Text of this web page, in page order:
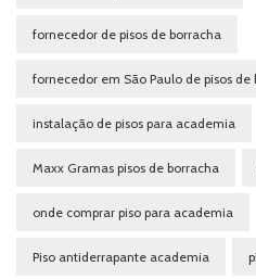
fornecedor de pisos de borracha
fornecedor em São Paulo de pisos de
instalação de pisos para academia
Maxx Gramas pisos de borracha
onde comprar piso para academia
Piso antiderrapante academia